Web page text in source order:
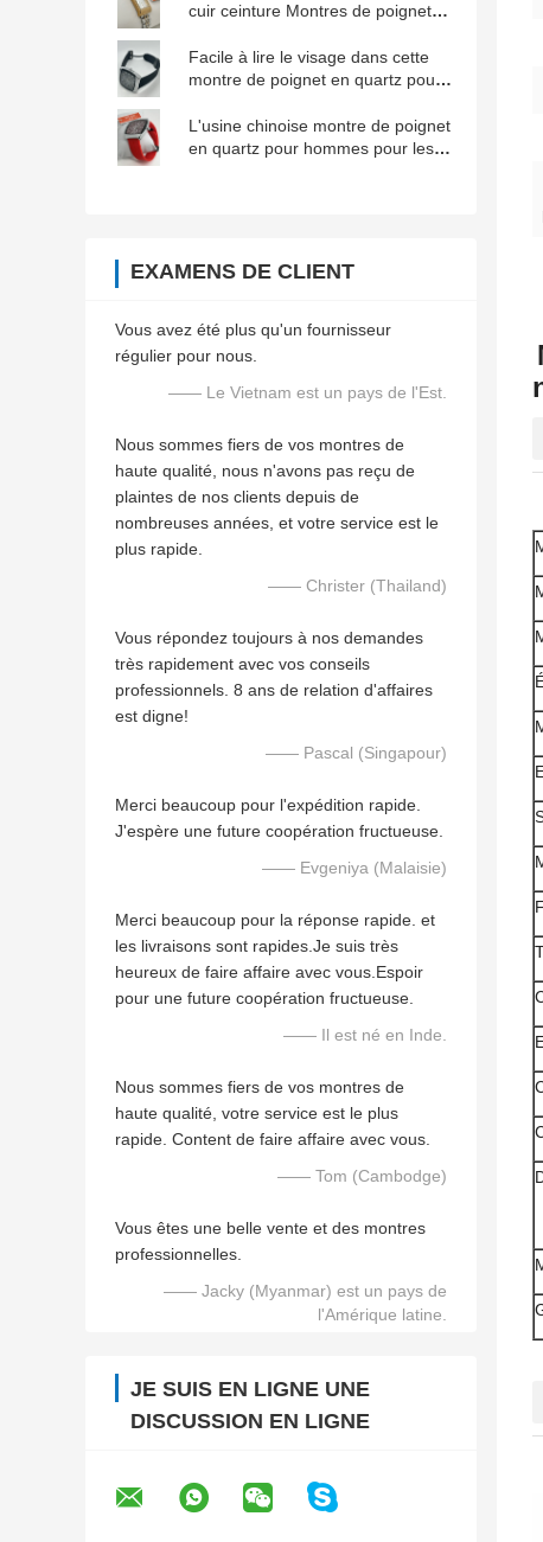
cuir ceinture Montres de poignet
Facile à lire le visage dans cette
montre de poignet en quartz pour
faible luminosité
L'usine chinoise montre de poignet
en quartz pour hommes pour les
EXAMENS DE CLIENT
Vous avez été plus qu'un fournisseur
régulier pour nous.
—— Le Vietnam est un pays de l'Est.
Nous sommes fiers de vos montres de
haute qualité, nous n'avons pas reçu de
plaintes de nos clients depuis de
nombreuses années, et votre service est le
plus rapide.
—— Christer (Thailand)
Vous répondez toujours à nos demandes
très rapidement avec vos conseils
professionnels. 8 ans de relation d'affaires
est digne!
—— Pascal (Singapour)
Merci beaucoup pour l'expédition rapide.
J'espère une future coopération fructueuse.
—— Evgeniya (Malaisie)
Merci beaucoup pour la réponse rapide. et
les livraisons sont rapides.Je suis très
heureux de faire affaire avec vous.Espoir
pour une future coopération fructueuse.
—— Il est né en Inde.
Nous sommes fiers de vos montres de
haute qualité, votre service est le plus
rapide. Content de faire affaire avec vous.
—— Tom (Cambodge)
Vous êtes une belle vente et des montres
professionnelles.
—— Jacky (Myanmar) est un pays de
l'Amérique latine.
JE SUIS EN LIGNE UNE
DISCUSSION EN LIGNE